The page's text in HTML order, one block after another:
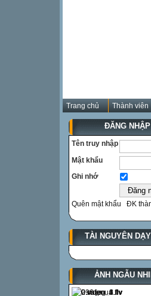
Trang chủ Thành viên
ĐĂNG NHẬP
Tên truy nhập
Mật khẩu
Ghi nhớ
Quên mật khẩu ĐK
TÀI NGUYÊN
ẢNH NGẪU